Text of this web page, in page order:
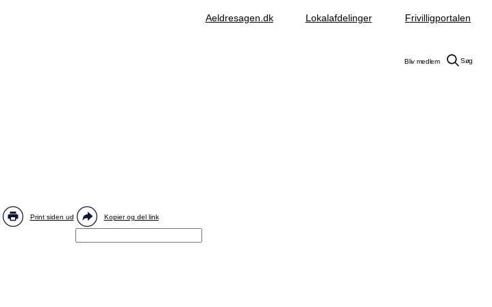
Aeldresagen.dk Lokalafdelinger Frivilligportalen
Bliv medlem Søg
Print siden ud Kopier og del link